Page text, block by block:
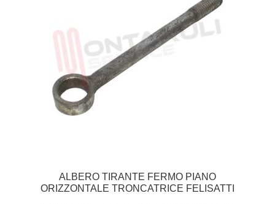
ALBERO TIRANTE FERMO PIANO
ORIZZONTALE TRONCATRICE FELISATTI